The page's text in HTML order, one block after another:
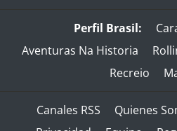
Perfil Brasil:
Aventuras Na Historia
Recreio
Canales RSS Quienes